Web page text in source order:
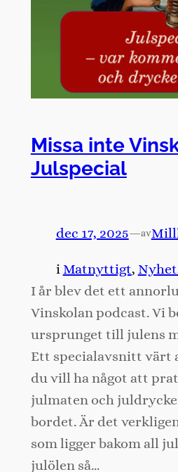
Missa inte
Julspecial
dec 17, 2025—av
i Matnyttigt,
I år blev det ett
Vinskolan podcast. Vi
ursprunget till julens
Ett specialavsnitt värt
du vill ha något att
julmaten och
bordet. Är det
som ligger bakom all
julölen så…